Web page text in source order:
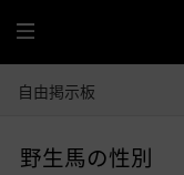
全
体
自由掲示板
野生馬の性別